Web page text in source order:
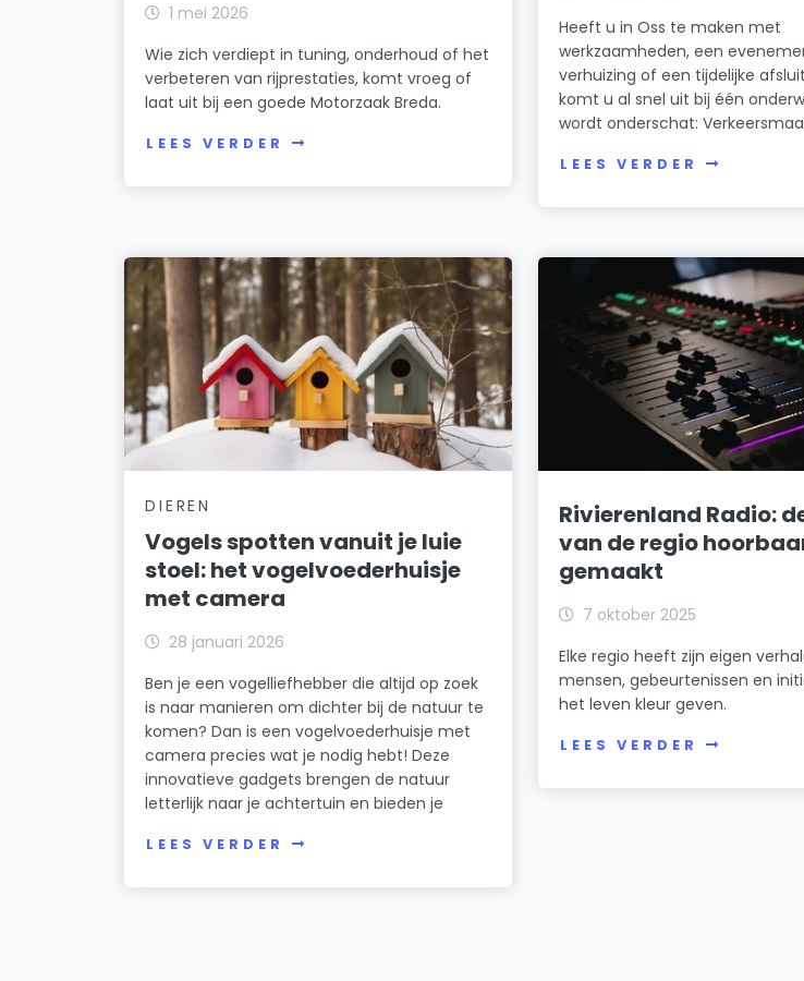
1 mei 2026
Wie zich verdiept in tuning, onderhoud of het
verbeteren van rijprestaties, komt vroeg of
laat uit bij een goede Motorzaak Breda.
LEES VERDER
Heeft u in Oss te maken met
werkzaamheden, een
verhuizing of een tijdelijke
komt u al snel uit bij één
wordt onderschat:
LEES VERDER
DIEREN
Vogels spotten vanuit je luie
stoel: het vogelvoederhuisje
met camera
28 januari 2026
Ben je een vogelliefhebber die altijd op zoek
is naar manieren om dichter bij de natuur te
komen? Dan is een vogelvoederhuisje met
camera precies wat je nodig hebt! Deze
innovatieve gadgets brengen de natuur
letterlijk naar je achtertuin en bieden je
LEES VERDER
Rivierenland Radio:
van de regio
gemaakt
7 oktober 2025
Elke regio heeft zijn eigen
mensen, gebeurtenissen en
het leven kleur geven.
LEES VERDER